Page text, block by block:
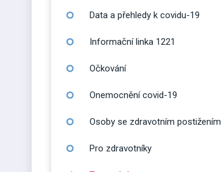
Data a přehledy k covidu-19
Informační linka 1221
Očkování
Onemocnění covid-19
Osoby se zdravotním postižením
Pro zdravotníky